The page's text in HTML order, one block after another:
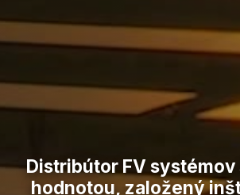
Distribútor FV systémov
hodnotou, založený